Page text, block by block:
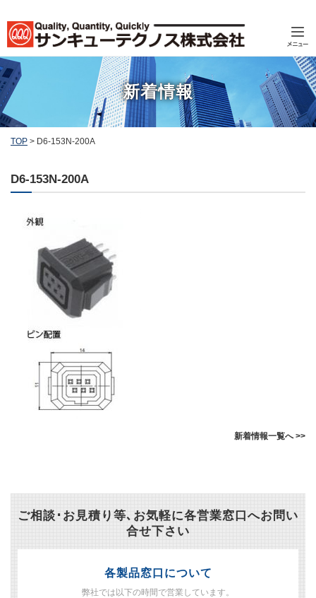
新着情報
TOP > D6-153N-200A
D6-153N-200A
新着情報一覧へ >>
ご相談･お見積り等､お気軽に各営業窓口へお問い
合せ下さい
各製品窓口について
弊社では以下の時間で営業しています。